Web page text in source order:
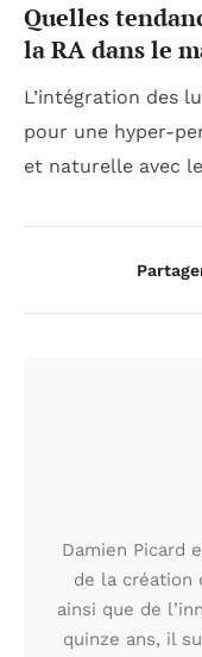
Quelles
la RA dans le
L’intégration des
pour une hyper-
et naturelle avec
Damien Picard
de la création
ainsi que de
quinze ans, il